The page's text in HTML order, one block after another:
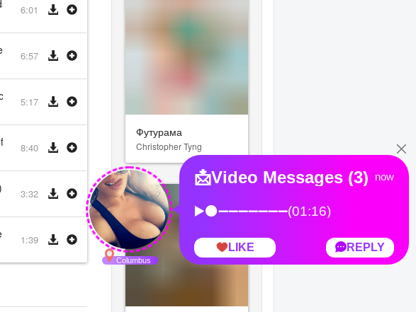
6:01
Station)
6:57
5:17
8:40
3:32
Star Child)
1:39
Футурама
Christopher Tyng